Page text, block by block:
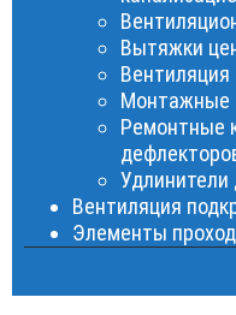
Вытяжки
Монтажные
Ремонтные
Удлинители
Вентиляция
Элементы